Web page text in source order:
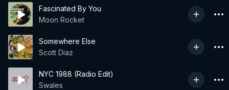
Fascinated By You
Moon Rocket
Somewhere Else
Scott Diaz
NYC 1988 (Radio Edit)
Swales